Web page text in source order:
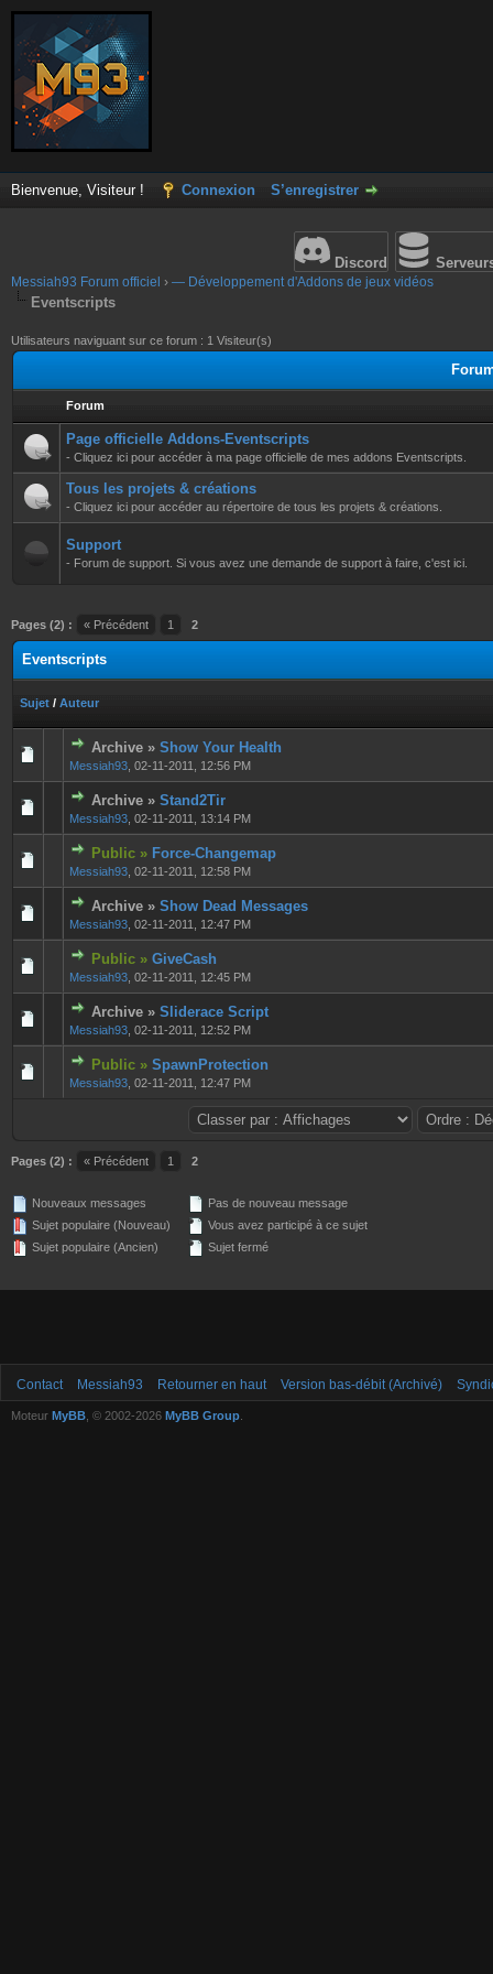
Bienvenue, Visiteur ! Connexion S’enregistrer
Discord
Messiah93 Forum officiel › — Développement d'Addons de jeux vidéos
Eventscripts
Utilisateurs naviguant sur ce forum : 1 Visiteur(s)
Forum
Page officielle Addons-Eventscripts
- Cliquez ici pour accéder à ma page officielle de mes addons Eventscripts.
Tous les projets & créations
- Cliquez ici pour accéder au répertoire de tous les projets & créations.
Support
- Forum de support. Si vous avez une demande de support à faire, c'est ici.
Pages (2) : « Précédent 1 2
Eventscripts
Sujet / Auteur
Archive » Show Your Health
Messiah93 02-11-2011, 12:56 PM
0 Votes - 0 sur 5 en moyenne
1 2345
Archive » Stand2Tir
Messiah93 02-11-2011, 13:14 PM
0 Votes - 0 sur 5 en moyenne
Public » Force-Changemap
Messiah93 02-11-2011, 12:58 PM
0 Votes - 0 sur 5 en moyenne
12345
Archive » Show Dead Messages
Messiah93 02-11-2011, 12:47 PM
0 Votes - 0 sur 5 en moyenne
1 2345
Public » GiveCash
Messiah93 02-11-2011, 12:45 PM
0 Votes - 0 sur 5 en moyenne
Archive » Sliderace Script
Messiah93 02-11-2011, 12:52 PM
0 Votes - 0 sur 5 en moyenne
12 345
Public » SpawnProtection
Messiah93 02-11-2011, 12:47 PM
0 Votes - 0 sur 5 en moyenne
12345
Pages (2) : « Précédent 1 2
Nouveaux messages
Sujet populaire (Nouveau)
Sujet populaire (Ancien)
Pas de nouveau message
Vous avez participé à ce sujet
Sujet fermé
Contact Messiah93 Retourner en haut Version bas-débit (Archivé)
Moteur MyBB , © 2002-2026 MyBB Group